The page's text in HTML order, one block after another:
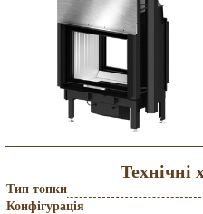
Технічні
Тип топки
Конфігурація